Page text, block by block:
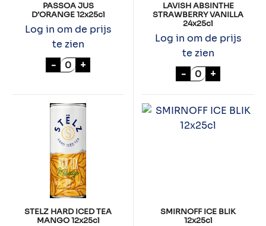
PASSOA JUS
D’ORANGE 12x25cl
Log in om de prijs
te zien
- PASSOA JUS D'ORANGE 12x25cl aantal
+
LAVISH ABSINTHE
STRAWBERRY VANILLA
24x25cl
Log in om de prijs
te zien
- LAVISH
+
STELZ HARD ICED TEA
MANGO 12x25cl
SMIRNOFF ICE BLIK
12x25cl